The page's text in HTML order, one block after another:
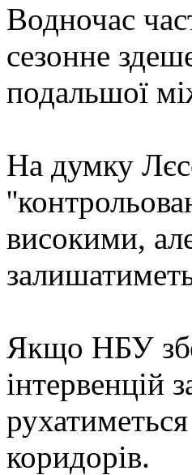
Водночас
сезонне
подальшої
На думку
високими,
Якщо НБУ
інтервенцій
коридорів.